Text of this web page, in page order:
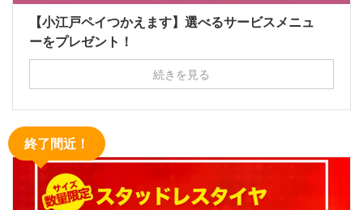
【小江戸ペイつかえます】選べるサービスメニュ
ーをプレゼント！
続きを見る
終了間近！